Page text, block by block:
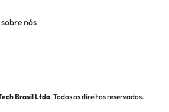
nós
Brasil Ltda. Todos os direitos reservados.